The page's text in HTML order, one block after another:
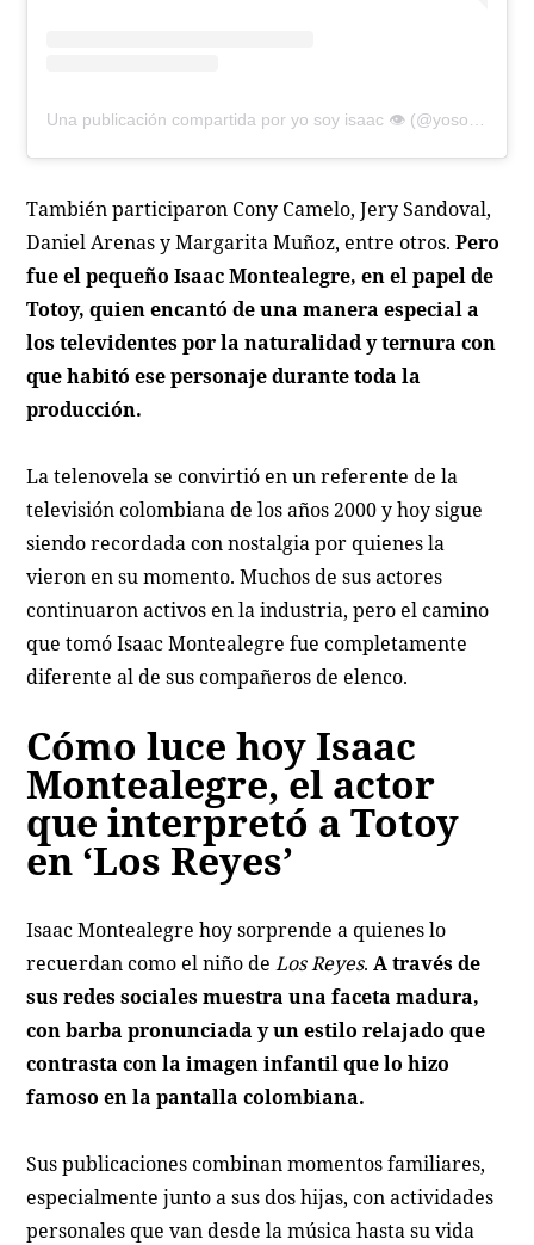
También participaron Cony Camelo, Jery Sandoval,
Daniel Arenas y Margarita Muñoz, entre otros.Pero
fue el pequeño Isaac Montealegre, en el papel de
Totoy, quien encantó de una manera especial a
los televidentes por la naturalidad y ternura con
que habitó ese personaje durante toda la
producción.
La telenovela se convirtió en un referente de la
televisión colombiana de los años 2000 y hoy sigue
siendo recordada con nostalgia por quienes la
vieron en su momento. Muchos de sus actores
continuaron activos en la industria, pero el camino
que tomó Isaac Montealegre fue completamente
diferente al de sus compañeros de elenco.
Cómo luce hoy Isaac
Montealegre, el actor
que interpretó a Totoy
en ‘Los Reyes’
Isaac Montealegre hoy sorprende a quienes lo
recuerdan como el niño deLos Reyes.A través de
sus redes sociales muestra una faceta madura,
con barba pronunciada y un estilo relajado que
contrasta con la imagen infantil que lo hizo
famoso en la pantalla colombiana.
Sus publicaciones combinan momentos familiares,
especialmente junto a sus dos hijas, con actividades
personales que van desde la música hasta su vida